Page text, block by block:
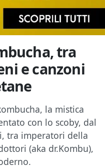
tra
e canzoni
la mistica
con lo scoby, dal
tra imperatori della
(aka dr.Kombu),